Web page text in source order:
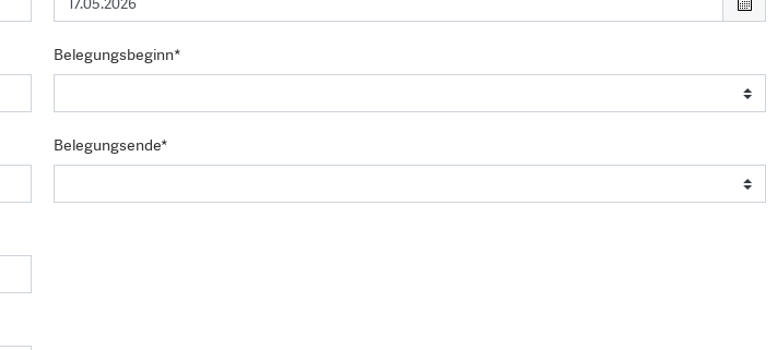
Belegungsbeginn*
Belegungsende*